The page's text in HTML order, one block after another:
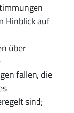
Hinblick auf
über
fallen, die
sind;